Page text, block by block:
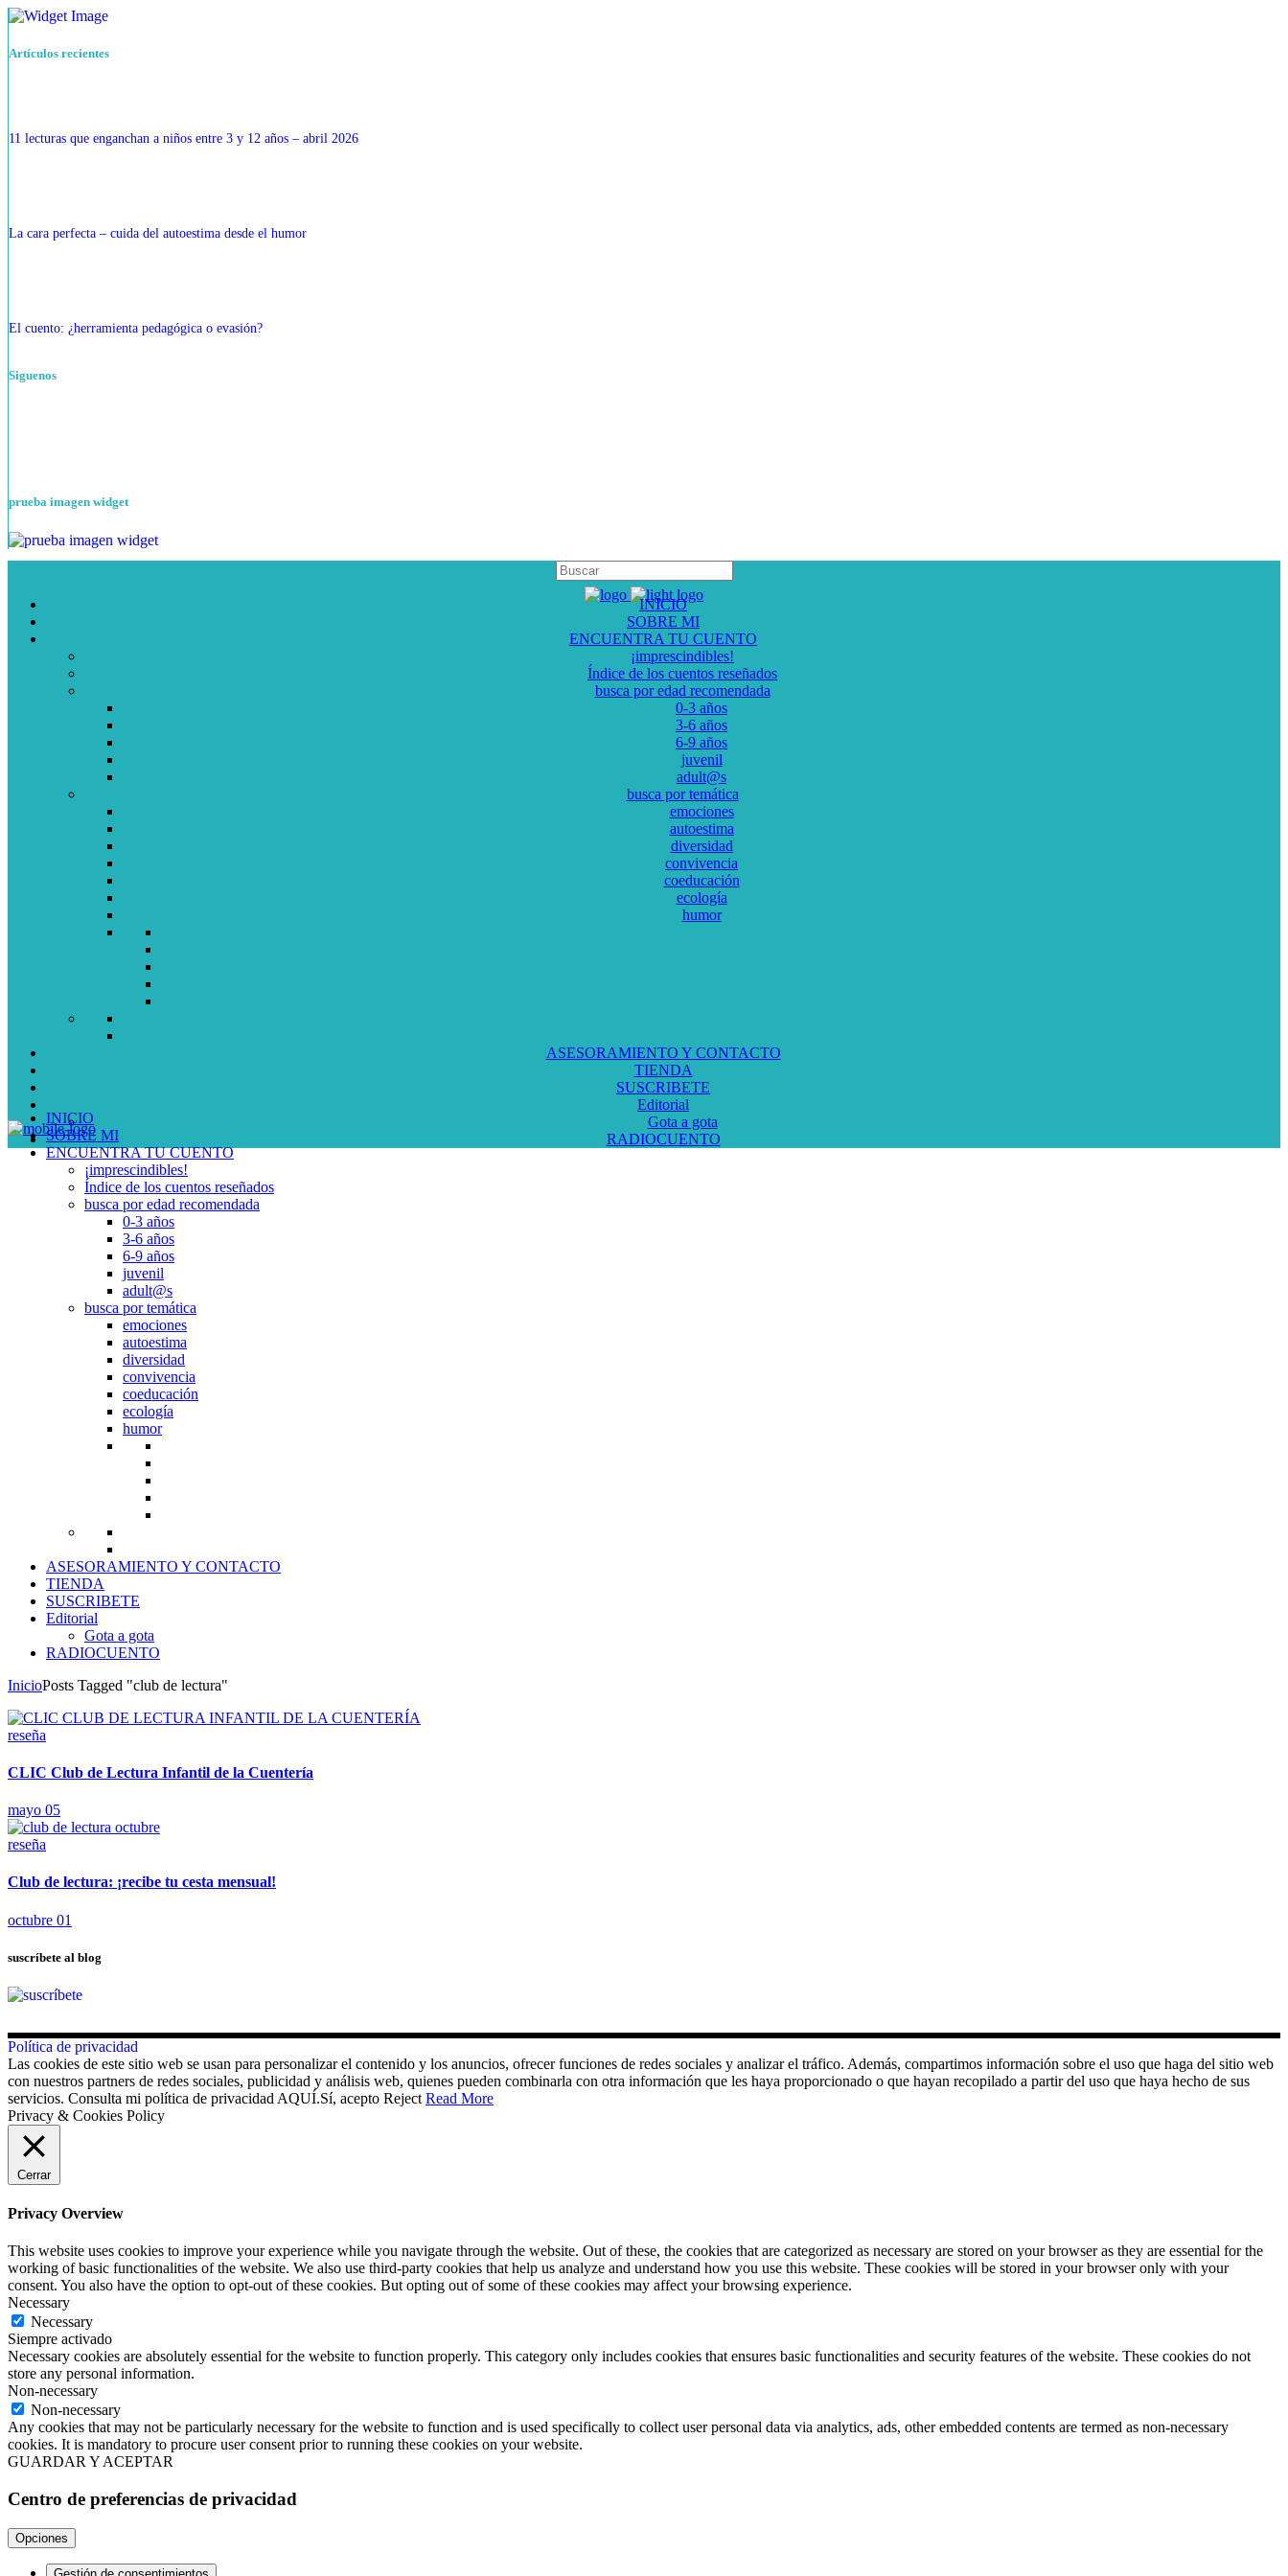
Artículos recientes
11 lecturas que enganchan a niños entre 3 y 12 años – abril 2026
La cara perfecta – cuida del autoestima desde el humor
El cuento: ¿herramienta pedagógica o evasión?
Siguenos
prueba imagen widget
INICIO
SOBRE MI
ENCUENTRA TU CUENTO
¡imprescindibles!
Índice de los cuentos reseñados
busca por edad recomendada
0-3 años
3-6 años
6-9 años
juvenil
adult@s
busca por temática
emociones
autoestima
diversidad
convivencia
coeducación
ecología
humor
ASESORAMIENTO Y CONTACTO
TIENDA
SUSCRIBETE
Editorial
Gota a gota
RADIOCUENTO
INICIO
SOBRE MI
ENCUENTRA TU CUENTO
¡imprescindibles!
Índice de los cuentos reseñados
busca por edad recomendada
0-3 años
3-6 años
6-9 años
juvenil
adult@s
busca por temática
emociones
autoestima
diversidad
convivencia
coeducación
ecología
humor
ASESORAMIENTO Y CONTACTO
TIENDA
SUSCRIBETE
Editorial
Gota a gota
RADIOCUENTO
InicioPosts Tagged "club de lectura"
reseña
CLIC Club de Lectura Infantil de la Cuentería
mayo 05
reseña
Club de lectura: ¡recibe tu cesta mensual!
octubre 01
suscríbete al blog
Política de privacidad
Las cookies de este sitio web se usan para personalizar el contenido y los anuncios, ofrecer funciones de redes sociales y analizar el tráfico. Además, compartimos información sobre el uso que haga del sitio web
con nuestros partners de redes sociales, publicidad y análisis web, quienes pueden combinarla con otra información que les haya proporcionado o que hayan recopilado a partir del uso que haya hecho de sus
servicios. Consulta mi política de privacidad AQUÍ.Sí, acepto Reject Read More
Privacy & Cookies Policy
Cerrar
Privacy Overview
This website uses cookies to improve your experience while you navigate through the website. Out of these, the cookies that are categorized as necessary are stored on your browser as they are essential for the
working of basic functionalities of the website. We also use third-party cookies that help us analyze and understand how you use this website. These cookies will be stored in your browser only with your
consent. You also have the option to opt-out of these cookies. But opting out of some of these cookies may affect your browsing experience.
Necessary
Necessary
Siempre activado
Necessary cookies are absolutely essential for the website to function properly. This category only includes cookies that ensures basic functionalities and security features of the website. These cookies do not
store any personal information.
Non-necessary
Non-necessary
Any cookies that may not be particularly necessary for the website to function and is used specifically to collect user personal data via analytics, ads, other embedded contents are termed as non-necessary
cookies. It is mandatory to procure user consent prior to running these cookies on your website.
GUARDAR Y ACEPTAR
Centro de preferencias de privacidad
Opciones